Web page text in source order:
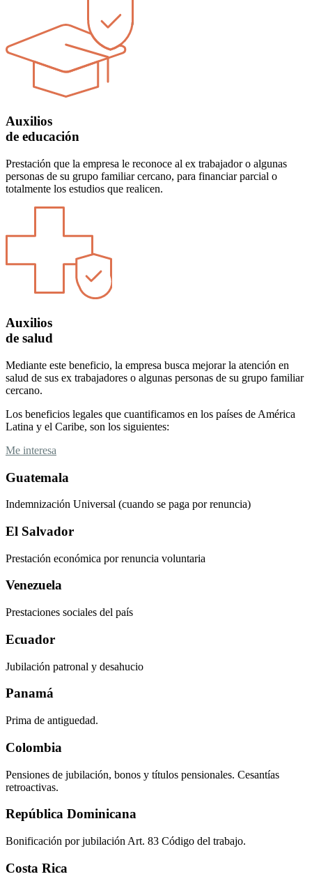
Auxilios
de educación
Prestación que la empresa le reconoce al ex trabajador o algunas
personas de su grupo familiar cercano, para financiar parcial o
totalmente los estudios que realicen.
Auxilios
de salud
Mediante este beneficio, la empresa busca mejorar la atención en
salud de sus ex trabajadores o algunas personas de su grupo familiar
cercano.
Los beneficios legales que cuantificamos en los países de América
Latina y el Caribe, son los siguientes:
Me interesa
Guatemala
Indemnización Universal (cuando se paga por renuncia)
El Salvador
Prestación económica por renuncia voluntaria
Venezuela
Prestaciones sociales del país
Ecuador
Jubilación patronal y desahucio
Panamá
Prima de antiguedad.
Colombia
Pensiones de jubilación, bonos y títulos pensionales. Cesantías
retroactivas.
República Dominicana
Bonificación por jubilación Art. 83 Código del trabajo.
Costa Rica